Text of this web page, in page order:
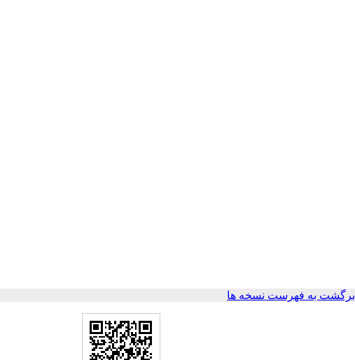
برگشت به فهرست نسخه ها